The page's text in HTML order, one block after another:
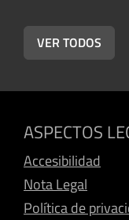
VER TODOS
ASPECTOS
Accesibilidad
Nota Legal
Política de